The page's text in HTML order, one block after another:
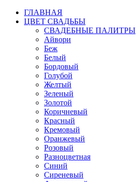
ГЛАВНАЯ
ЦВЕТ СВАДЬБЫ
СВАДЕБНЫЕ ПАЛИТРЫ
Айвори
Беж
Белый
Бордовый
Голубой
Желтый
Зеленый
Золотой
Коричневый
Красный
Кремовый
Оранжевый
Розовый
Разноцветная
Синий
Сиреневый